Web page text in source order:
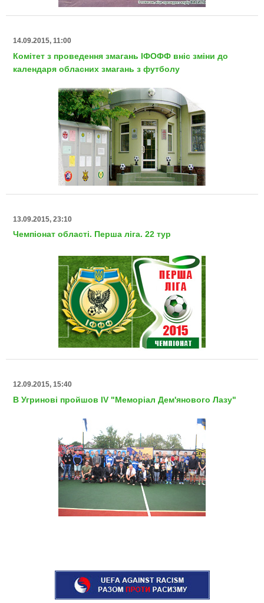
14.09.2015, 11:00
Комітет з проведення змагань ІФОФФ вніс зміни до
календаря обласних змагань з футболу
13.09.2015, 23:10
Чемпіонат області. Перша ліга. 22 тур
12.09.2015, 15:40
В Угринові пройшов IV "Меморіал Дем'янового Лазу"